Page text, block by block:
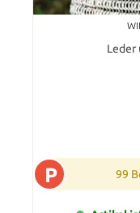
Leder
P 99